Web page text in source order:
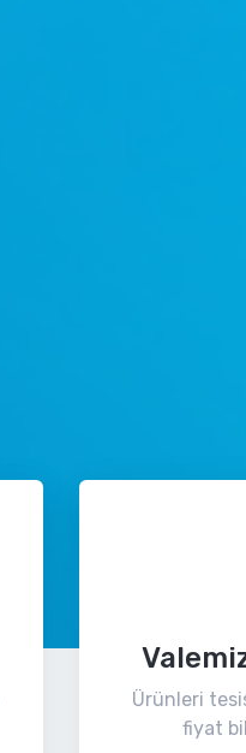
Ürünleri
fiyat